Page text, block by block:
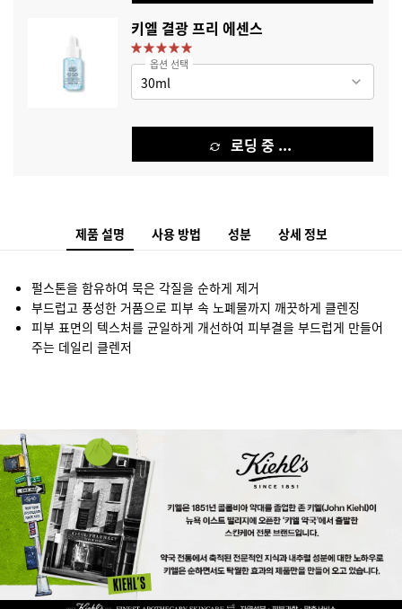
키엘 결광 프리 에센스
옵션 선택
로딩 중 ...
제품 설명 사용 방법 성분 상세 정보
펄스톤을 함유하여 묵은 각질을 순하게 제거
부드럽고 풍성한 거품으로 피부 속 노폐물까지 깨끗하게 클렌징
피부 표면의 텍스처를 균일하게 개선하여 피부결을 부드럽게 만들어
주는 데일리 클렌저
Brand story banner